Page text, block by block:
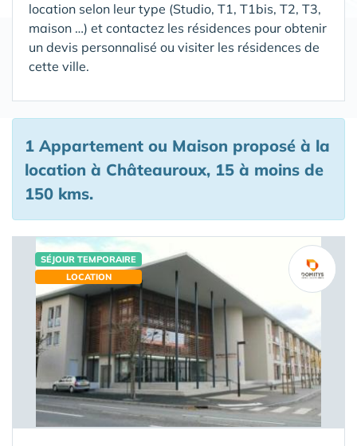
location selon leur type (Studio, T1, T1bis, T2, T3,
maison …) et contactez les résidences pour obtenir
un devis personnalisé ou visiter les résidences de
cette ville.
1 Appartement ou Maison proposé à la
location à Châteauroux, 15 à moins de
150 kms.
SÉJOUR TEMPORAIRE
LOCATION